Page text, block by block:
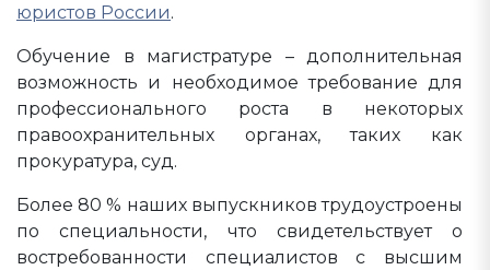
юристов России.
Обучение в магистратуре – дополнительная
возможность и необходимое требование для
профессионального роста в некоторых
правоохранительных органах, таких как
прокуратура, суд.
Более 80 % наших выпускников трудоустроены
по специальности, что свидетельствует о
востребованности специалистов с высшим